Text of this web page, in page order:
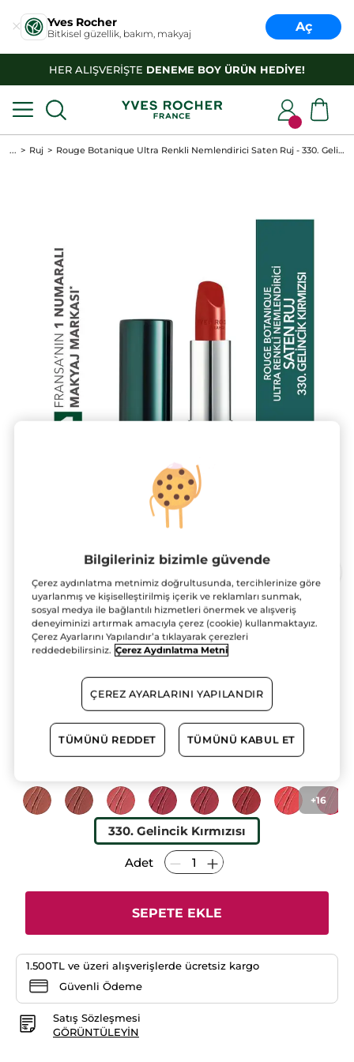
Yves Rocher
Bitkisel güzellik, bakım, makyaj Aç
HER ALIŞVERİŞTE DENEME BOY ÜRÜN HEDİYE!
... Ruj Rouge Botanique Ultra Renkli Nemlendirici Saten Ruj - 330. Gelincik Kırmızısı -Vegan-3.5g
Kamera ile dene!
Rouge Botanique Ultra Renkli
Nemlendirici Saten Ruj - 330. Gelincik
Kırmızısı -Vegan-3.5g
3.5 g
4.3 ★★★★★
★★★★★
4.3/5
yıldız.
Bu
ürün
okuyun:
Rouge
Botanique
Ultra
Renkli
Nemlendirici
Vegan-
(23)YORUM EKLE
3 AL 2 ÖDE!
1099.90 TL
330. Gelincik Kırmızısı
+16
Adet
SEPETE EKLE
1.500TL ve üzeri alışverişlerde ücretsiz kargo
Güvenli Ödeme
Satış Sözleşmesi
GÖRÜNTÜLEYIN
Bilgileriniz bizimle güvende
Çerez aydınlatma metnimiz doğrultusunda, tercihlerinize göre
uyarlanmış ve kişiselleştirilmiş içerik ve reklamları sunmak,
sosyal medya ile bağlantılı hizmetleri önermek ve alışveriş
deneyiminizi artırmak amacıyla çerez (cookie) kullanmaktayız.
Çerez Ayarlarını Yapılandır’a tıklayarak çerezleri
reddedebilirsiniz. Çerez Aydınlatma Metni
ÇEREZ AYARLARINI YAPILANDIR
TÜMÜNÜ REDDET TÜMÜNÜ KABUL ET